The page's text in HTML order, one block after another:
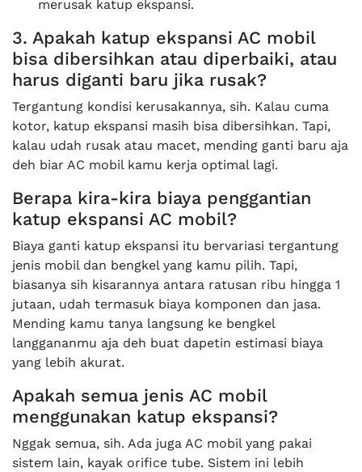
merusak katup ekspansi.
3. Apakah katup ekspansi AC mobil
bisa dibersihkan atau diperbaiki, atau
harus diganti baru jika rusak?
Tergantung kondisi kerusakannya, sih. Kalau cuma
kotor, katup ekspansi masih bisa dibersihkan. Tapi,
kalau udah rusak atau macet, mending ganti baru aja
deh biar AC mobil kamu kerja optimal lagi.
Berapa kira-kira biaya penggantian
katup ekspansi AC mobil?
Biaya ganti katup ekspansi itu bervariasi tergantung
jenis mobil dan bengkel yang kamu pilih. Tapi,
biasanya sih kisarannya antara ratusan ribu hingga 1
jutaan, udah termasuk biaya komponen dan jasa.
Mending kamu tanya langsung ke bengkel
langgananmu aja deh buat dapetin estimasi biaya
yang lebih akurat.
Apakah semua jenis AC mobil
menggunakan katup ekspansi?
Nggak semua, sih. Ada juga AC mobil yang pakai
sistem lain, kayak orifice tube. Sistem ini lebih